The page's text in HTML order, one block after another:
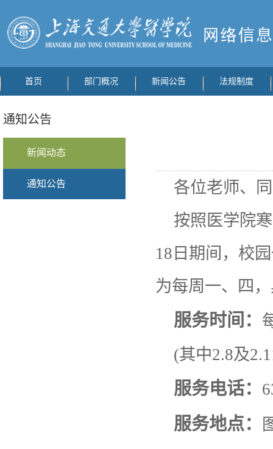
首页 部门概况 新闻公告 法规制度
通知公告
新闻动态
通知公告
各位老师、
按照医学院
18日期间，校
为每周一、四
服务时间：
(其中2.8及
服务电话：
服务地点：